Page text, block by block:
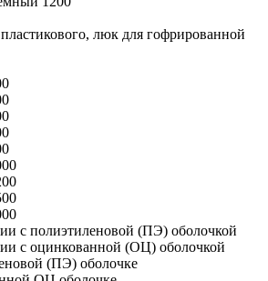
люк для гофрированной
с полиэтиленовой (ПЭ) оболочкой
с оцинкованной (ОЦ) оболочкой
(ПЭ) оболочке